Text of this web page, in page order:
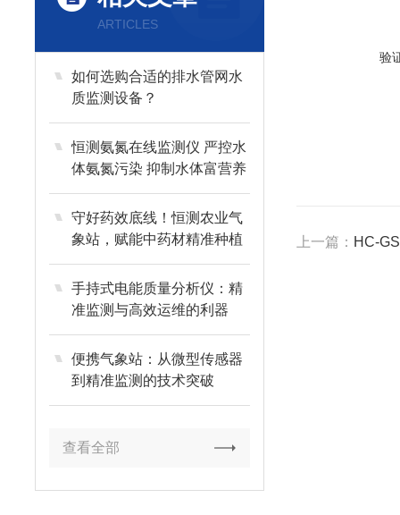
ARTICLES
如何选购合适的排水管网水
质监测设备？
恒测氨氮在线监测仪 严控水
体氨氮污染 抑制水体富营养
化
守好药效底线！恒测农业气
象站，赋能中药材精准种植
手持式电能质量分析仪：精
准监测与高效运维的利器
便携气象站：从微型传感器
到精准监测的技术突破
查看全部
验
上一篇： HC-